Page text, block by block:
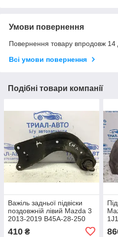
Умови повернення
Повернення товару впродовж 14
Всі умови повернення
Подібні товари компанії
Важіль задньої підвіски
поздовжній лівий Mazda 3
2013-2019 B45A-28-250
410 ₴